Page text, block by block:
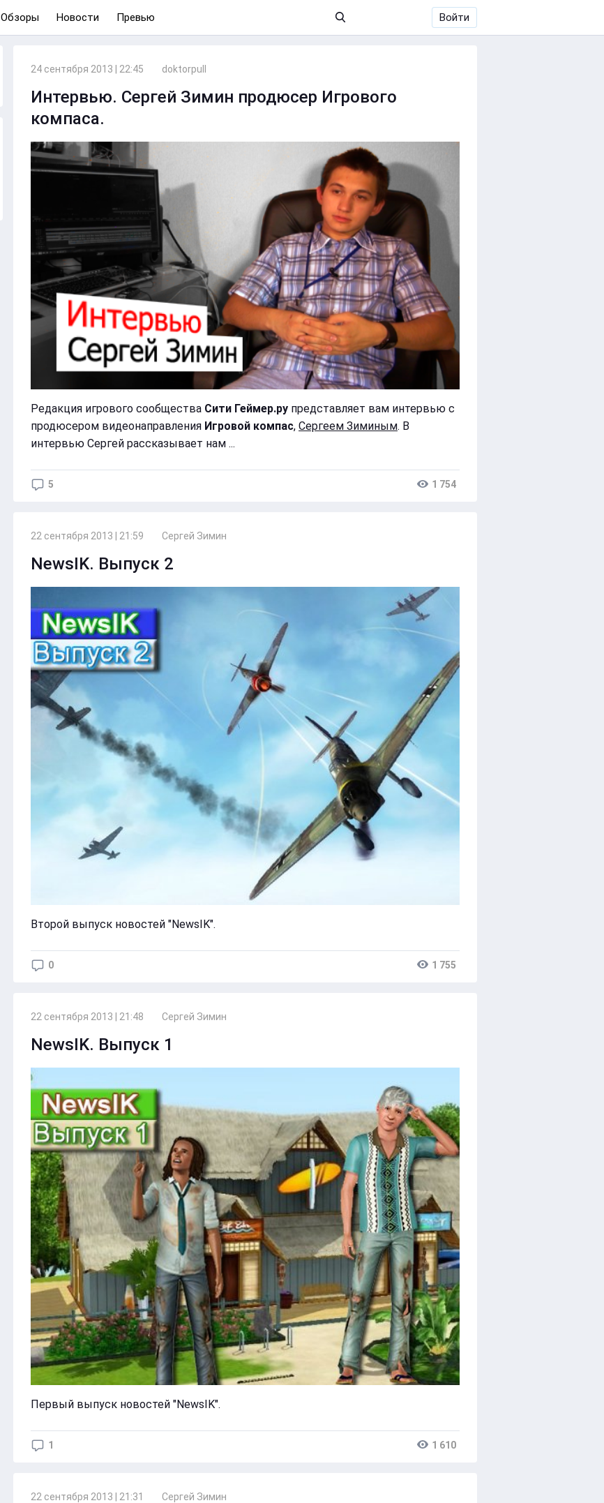
Обзоры Новости Превью Войти
24 сентября 2013 | 22:45 doktorpull
Интервью. Сергей Зимин продюсер Игрового
компаса.
Редакция игрового сообщества Сити Геймер.ру представляет вам интервью с
продюсером видеонаправления Игровой компас, Сергеем Зиминым. В
интервью Сергей рассказывает нам ...
5 1 754
22 сентября 2013 | 21:59 Сергей Зимин
NewsIK. Выпуск 2
Второй выпуск новостей "NewsIK".
0 1 755
22 сентября 2013 | 21:48 Сергей Зимин
NewsIK. Выпуск 1
Первый выпуск новостей "NewsIK".
1 1 610
22 сентября 2013 | 21:31 Сергей Зимин